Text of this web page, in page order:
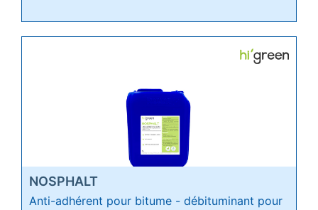
NOSPHALT
Anti-adhérent pour bitume - débituminant pour